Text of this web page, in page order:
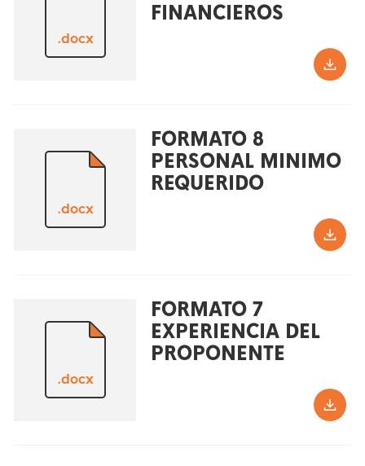
.docx
FINANCIEROS
.docx
FORMATO 8
PERSONAL MINIMO
REQUERIDO
.docx
FORMATO 7
EXPERIENCIA DEL
PROPONENTE